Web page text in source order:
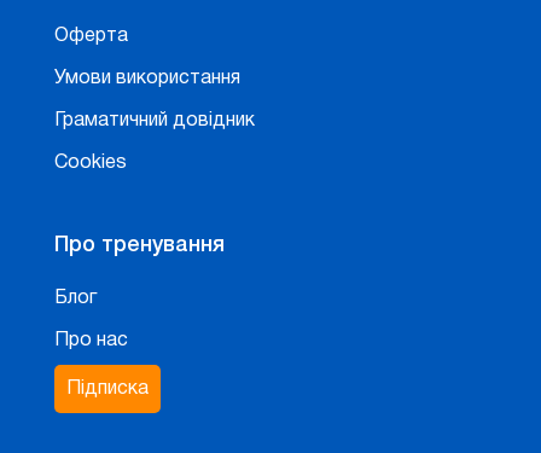
Оферта
Умови використання
Граматичний довідник
Cookies
Про тренування
Блог
Про нас
Підписка